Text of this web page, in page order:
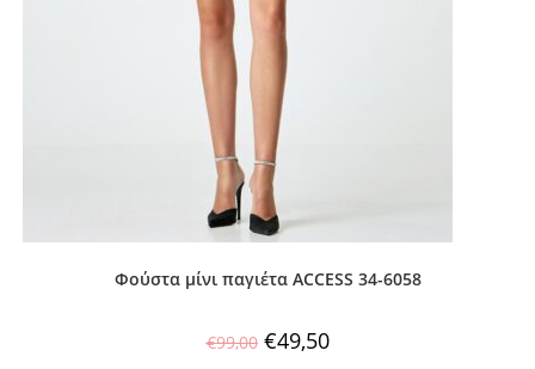
Φούστα μίνι παγιέτα ACCESS 34-6058
€99,00 €49,50